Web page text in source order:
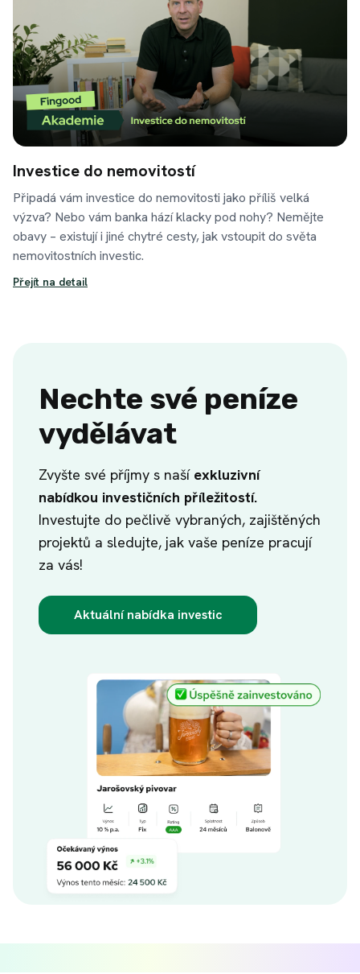
Investice do nemovitostí
Připadá vám investice do nemovitosti jako příliš velká
výzva? Nebo vám banka hází klacky pod nohy? Nemějte
obavy – existují i jiné chytré cesty, jak vstoupit do světa
nemovitostních investic.
Přejít na detail
Nechte své peníze
vydělávat
Zvyšte své příjmy s naší exkluzivní
nabídkou investičních příležitostí.
Investujte do pečlivě vybraných, zajištěných
projektů a sledujte, jak vaše peníze pracují
za vás!
Aktuální nabídka investic